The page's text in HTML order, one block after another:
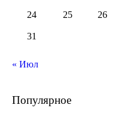
24 25 26
31
« Июл
Популярное